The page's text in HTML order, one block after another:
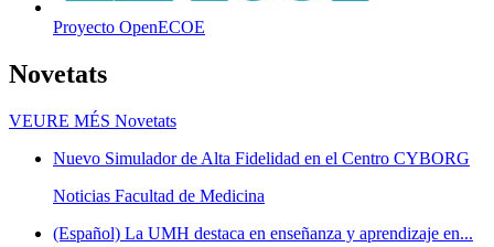
Proyecto OpenECOE
Novetats
VEURE MÉS Novetats
Nuevo Simulador de Alta Fidelidad en el Centro CYBORG
Noticias Facultad de Medicina
(Español) La UMH destaca en enseñanza y aprendizaje en...